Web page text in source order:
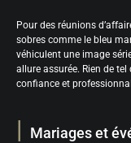
Pour des réunions
sobres comme le bleu
véhiculent une image
allure assurée. Rien de
confiance et
Mariages et